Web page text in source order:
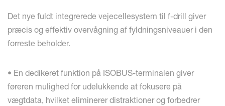
Det nye fuldt integrerede vejecellesystem til f-drill giver
præcis og effektiv overvågning af fyldningsniveauer i den
forreste beholder.
• En dedikeret funktion på ISOBUS-terminalen giver
føreren mulighed for udelukkende at fokusere på
vægtdata, hvilket eliminerer distraktioner og forbedrer